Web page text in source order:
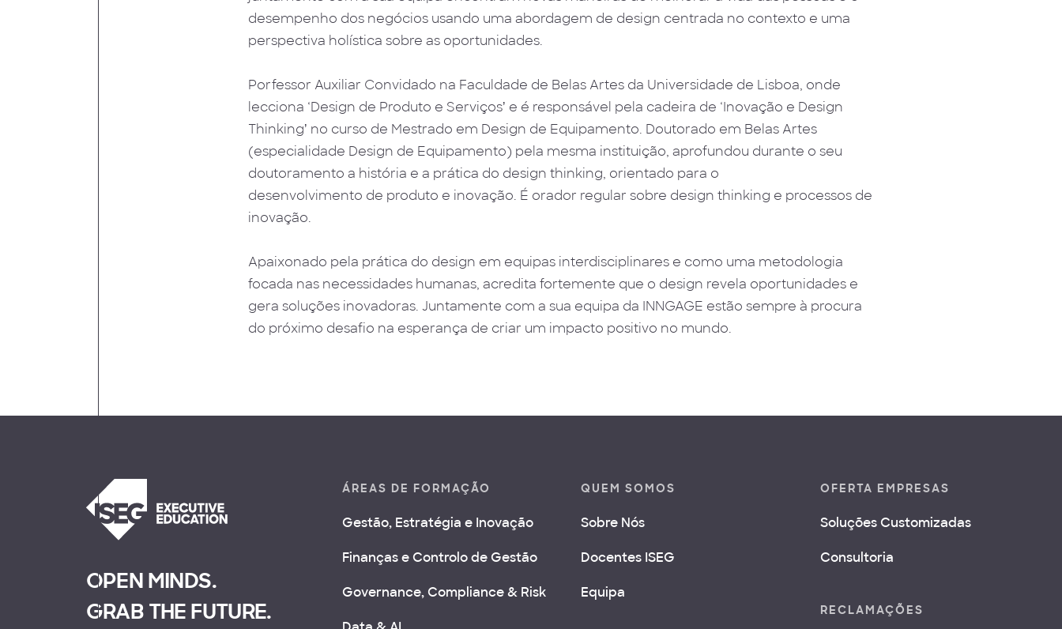
desempenho dos negócios usando uma abordagem de design centrada no contexto e uma
perspectiva holística sobre as oportunidades.
Porfessor Auxiliar Convidado na Faculdade de Belas Artes da Universidade de Lisboa, onde
lecciona ‘Design de Produto e Serviçosʼ e é responsável pela cadeira de ‘Inovação e Design
Thinkingʼ no curso de Mestrado em Design de Equipamento. Doutorado em Belas Artes
(especialidade Design de Equipamento) pela mesma instituição, aprofundou durante o seu
doutoramento a história e a prática do design thinking, orientado para o
desenvolvimento de produto e inovação. É orador regular sobre design thinking e processos de
inovação.
Apaixonado pela prática do design em equipas interdisciplinares e como uma metodologia
focada nas necessidades humanas, acredita fortemente que o design revela oportunidades e
gera soluções inovadoras. Juntamente com a sua equipa da INNGAGE estão sempre à procura
do próximo desafio na esperança de criar um impacto positivo no mundo.
OPEN MINDS.
GRAB THE FUTURE.
ÁREAS DE FORMAÇÃO
Gestão, Estratégia e Inovação
Finanças e Controlo de Gestão
Governance, Compliance & Risk
QUEM SOMOS
Sobre Nós
Docentes ISEG
Equipa
OFERTA EMPRESAS
Soluções Customizadas
Consultoria
RECLAMAÇÕES